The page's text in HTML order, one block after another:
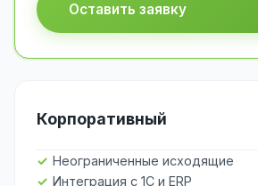
Оставить заявку
Корпоративный
Неограниченные исходящие
Интеграция с 1С и ERP